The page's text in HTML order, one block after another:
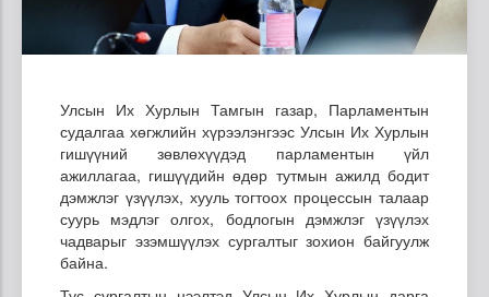
Улсын Их Хурлын Тамгын газар, Парламентын
судалгаа хөгжлийн хүрээлэнгээс Улсын Их Хурлын
гишүүний зөвлөхүүдэд парламентын үйл
ажиллагаа, гишүүдийн өдөр тутмын ажилд бодит
дэмжлэг үзүүлэх, хууль тогтоох процессын талаар
суурь мэдлэг олгох, бодлогын дэмжлэг үзүүлэх
чадварыг эзэмшүүлэх сургалтыг зохион байгуулж
байна.